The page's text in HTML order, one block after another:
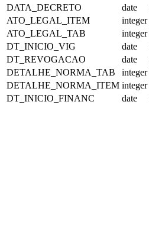
DATA_DECRETO
date
ATO_LEGAL_ITEM
integer
ATO_LEGAL_TAB
integer
DT_INICIO_VIG
date
DT_REVOGACAO
date
DETALHE_NORMA_TAB
integer
DETALHE_NORMA_ITEM integer
DT_INICIO_FINANC
date